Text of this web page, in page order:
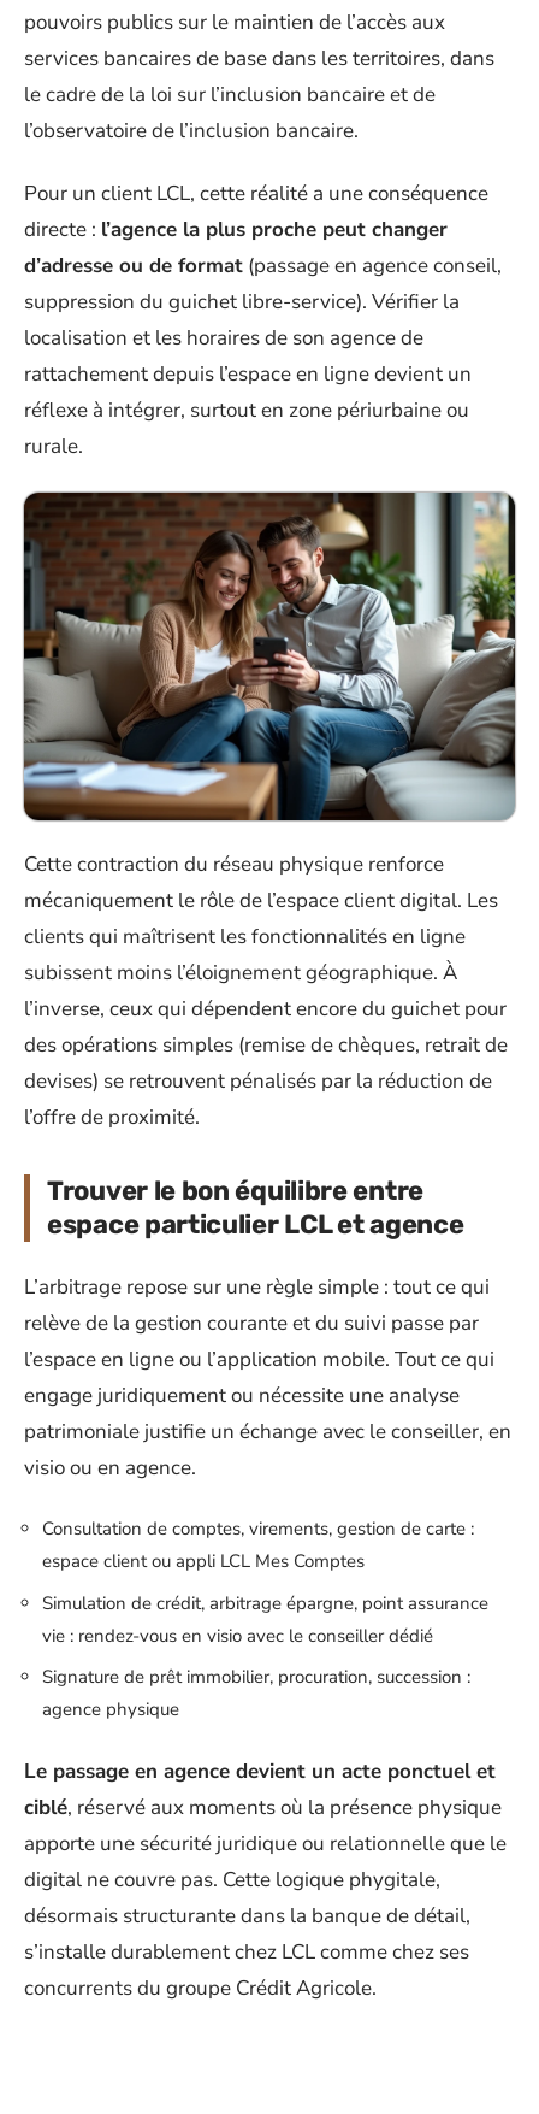
pouvoirs publics sur le maintien de l’accès aux
services bancaires de base dans les territoires, dans
le cadre de la loi sur l’inclusion bancaire et de
l’observatoire de l’inclusion bancaire.
Pour un client LCL, cette réalité a une conséquence
directe : l’agence la plus proche peut changer
d’adresse ou de format (passage en agence conseil,
suppression du guichet libre-service). Vérifier la
localisation et les horaires de son agence de
rattachement depuis l’espace en ligne devient un
réflexe à intégrer, surtout en zone périurbaine ou
rurale.
Cette contraction du réseau physique renforce
mécaniquement le rôle de l’espace client digital. Les
clients qui maîtrisent les fonctionnalités en ligne
subissent moins l’éloignement géographique. À
l’inverse, ceux qui dépendent encore du guichet pour
des opérations simples (remise de chèques, retrait de
devises) se retrouvent pénalisés par la réduction de
l’offre de proximité.
Trouver le bon équilibre entre
espace particulier LCL et agence
L’arbitrage repose sur une règle simple : tout ce qui
relève de la gestion courante et du suivi passe par
l’espace en ligne ou l’application mobile. Tout ce qui
engage juridiquement ou nécessite une analyse
patrimoniale justifie un échange avec le conseiller, en
visio ou en agence.
Consultation de comptes, virements, gestion de carte :
espace client ou appli LCL Mes Comptes
Simulation de crédit, arbitrage épargne, point assurance
vie : rendez-vous en visio avec le conseiller dédié
Signature de prêt immobilier, procuration, succession :
agence physique
Le passage en agence devient un acte ponctuel et
ciblé, réservé aux moments où la présence physique
apporte une sécurité juridique ou relationnelle que le
digital ne couvre pas. Cette logique phygitale,
désormais structurante dans la banque de détail,
s’installe durablement chez LCL comme chez ses
concurrents du groupe Crédit Agricole.